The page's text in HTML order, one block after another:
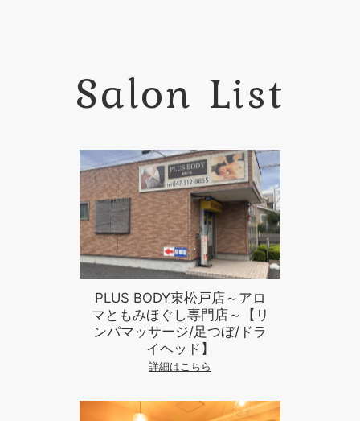
Salon List
PLUS BODY東松戸店～アロ
マともみほぐし専門店～【リ
ンパマッサージ/足つぼ/ドラ
イヘッド】
詳細はこちら